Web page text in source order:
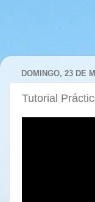
DOMINGO, 23 DE
Tutorial